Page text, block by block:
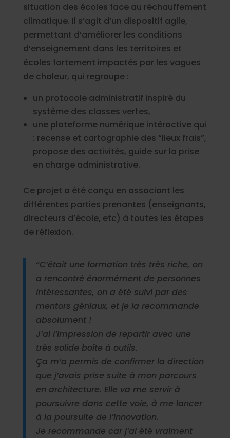
situation des écoles face au réchauffement
climatique. Il s’agit d’un dispositif agile,
permettant d’améliorer les conditions
d’enseignement dans les territoires et
écoles fortement impactés par les vagues
de chaleur, qui regroupe :
un protocole administratif inspiré du
système des classes vertes,
une plateforme numérique intéractive qui
: recense et cartographie des “lieux frais”,
propose des activités, guide sur la prise
en charge administrative.
Ce projet a été conçu en associant les
différentes parties prenantes (enseignants,
directeurs d’école, etc) à toutes les étapes
de réflexion.
“C’était une formation très très riche, on
a rencontré énormément de personnes
intéressantes, on a été suivi par des
mentors géniaux, et je la recommande
absolument !
J’ai l’impression de repartir avec une
très solide boîte à outils.
Ça m’a permis de confirmer la direction
que j’avais prise suite à mon parcours
en architecture. Elle va me servir à
poursuivre dans cette voie, à me lancer
à la poursuite de l’innovation.
Je recommande car j’ai été vraiment